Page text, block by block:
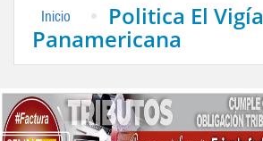
Inicio Politica El Vigía
Panamericana